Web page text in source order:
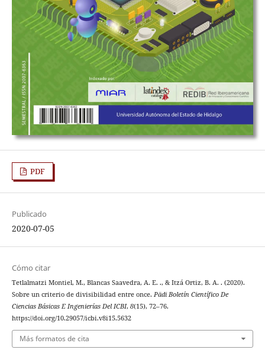
PDF
Publicado
2020-07-05
Cómo citar
Tetlalmatzi Montiel, M., Blancas Saavedra, A. E. ., & Itzá Ortiz, B. A. . (2020).
Sobre un criterio de divisibilidad entre once. Pädi Boletín Científico De
Ciencias Básicas E Ingenierías Del ICBI, 8(15), 72–76.
https://doi.org/10.29057/icbi.v8i15.5632
Más formatos de cita